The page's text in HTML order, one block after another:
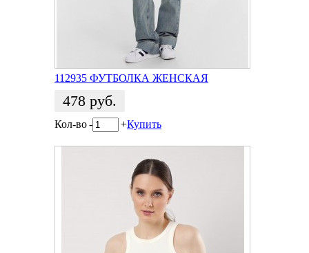
112935 ФУТБОЛКА ЖЕНСКАЯ
478 руб.
Кол-во- +Купить